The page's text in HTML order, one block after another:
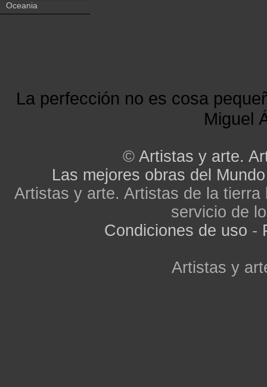
Oceania
La perfección no es cosa
Miguel
© Artistas y arte.
Las mejores obras del Mundo
Artistas y arte. Artistas de la
servicio de
Condiciones de uso -
Artistas y